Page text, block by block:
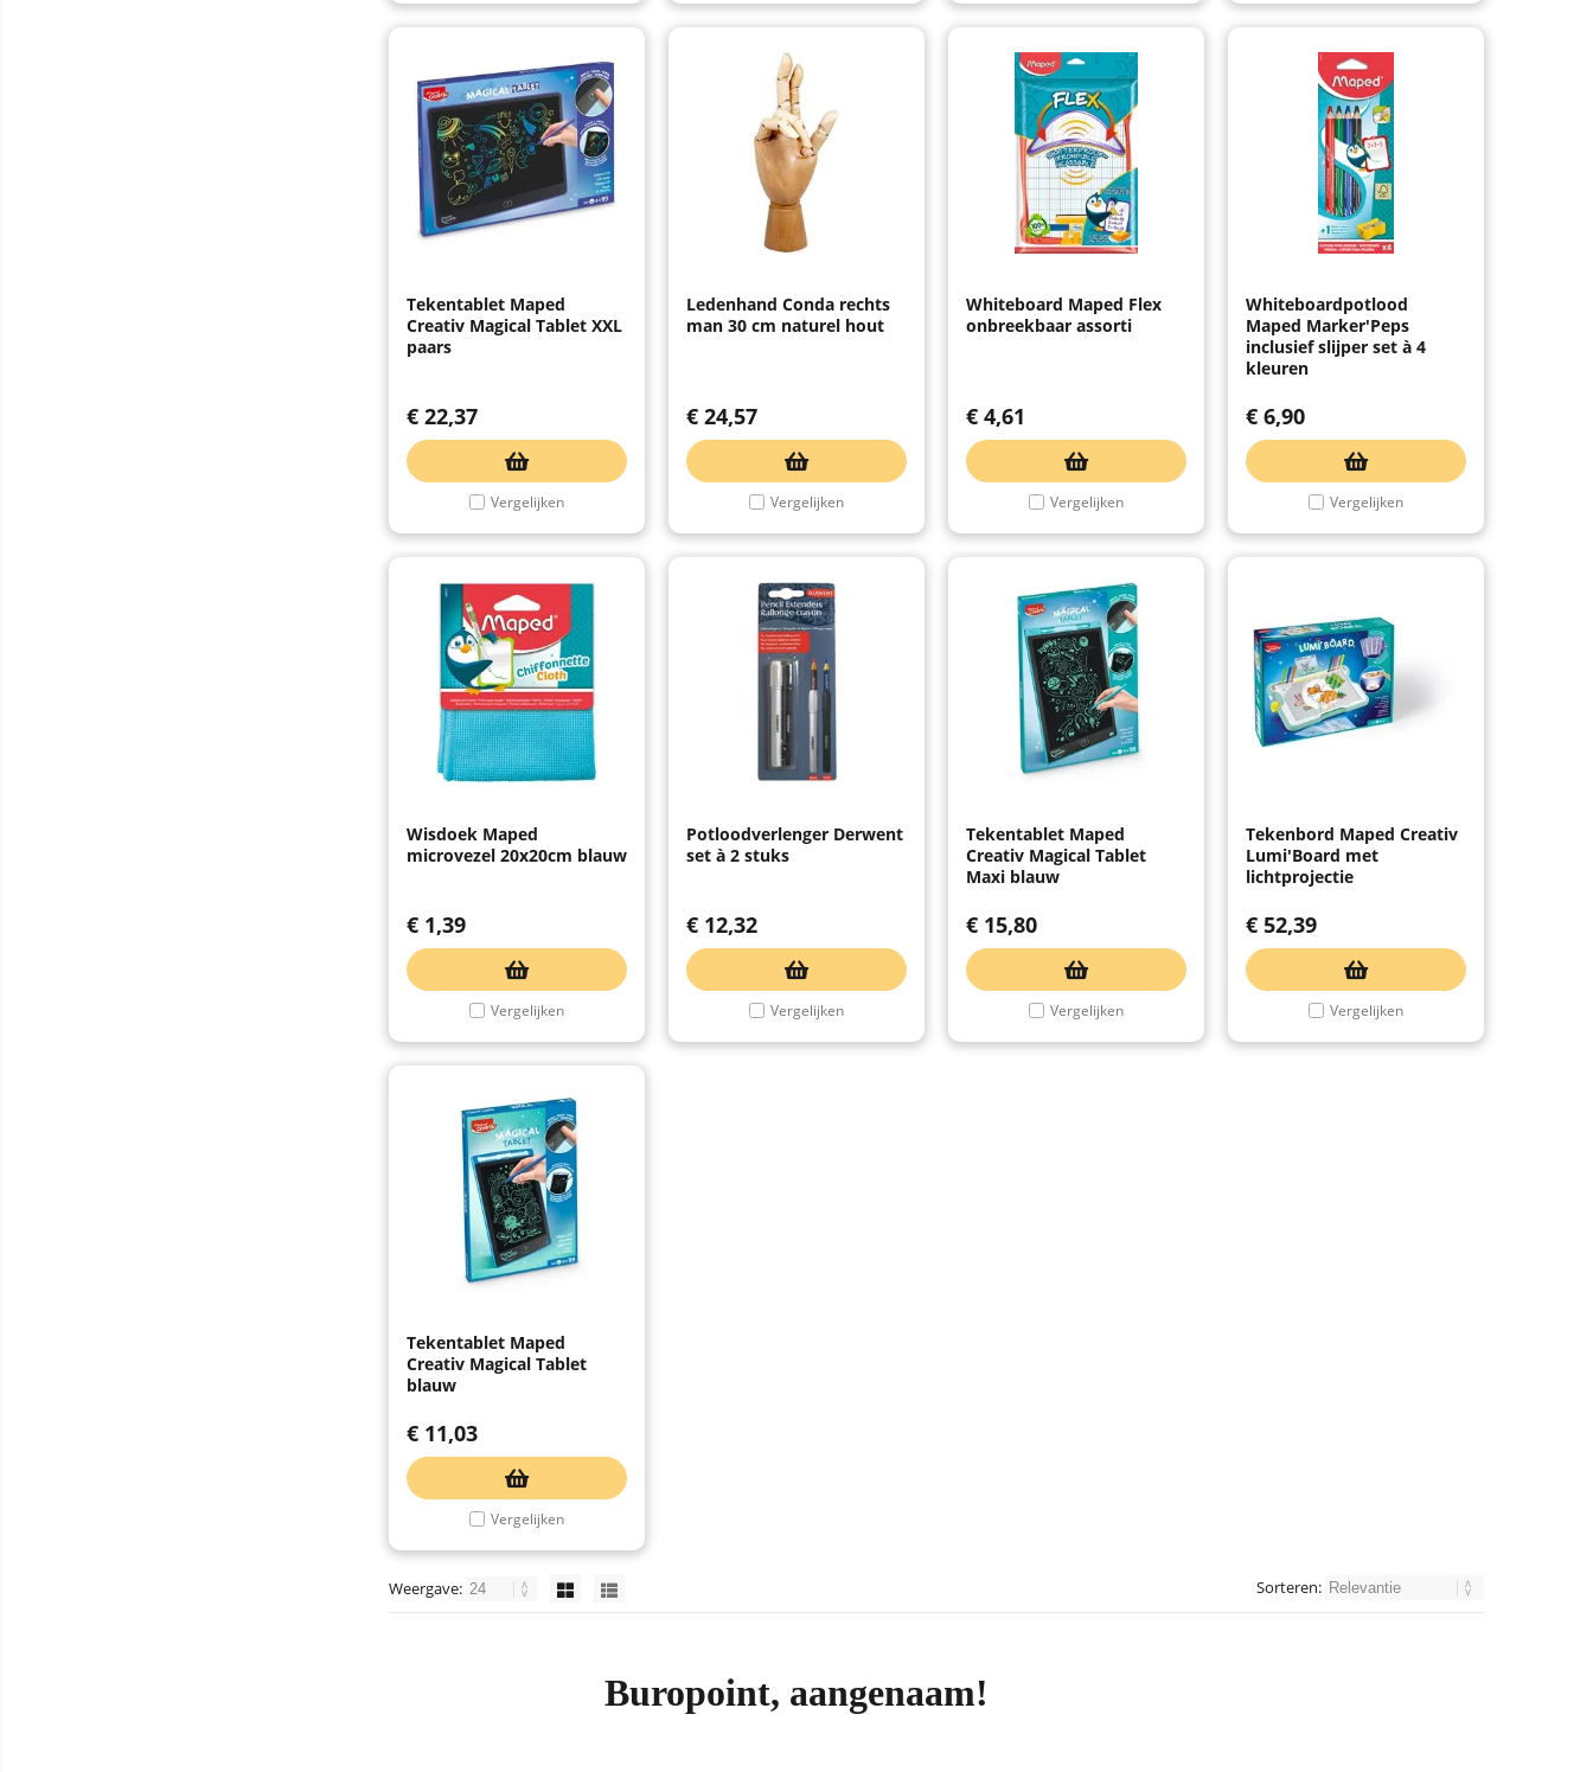
Tekentablet Maped
Creativ Magical Tablet XXL
paars
€ 22,37
Vergelijken
Ledenhand Conda rechts
man 30 cm naturel hout
€ 24,57
Vergelijken
Whiteboard Maped Flex
onbreekbaar assorti
€ 4,61
Vergelijken
Whiteboardpotlood
Maped Marker'Peps
inclusief slijper set à 4
kleuren
€ 6,90
Vergelijken
Wisdoek Maped
microvezel 20x20cm blauw
€ 1,39
Vergelijken
Potloodverlenger Derwent
set à 2 stuks
€ 12,32
Vergelijken
Tekentablet Maped
Creativ Magical Tablet
Maxi blauw
€ 15,80
Vergelijken
Tekenbord Maped Creativ
Lumi'Board met
lichtprojectie
€ 52,39
Vergelijken
Tekentablet Maped
Creativ Magical Tablet
blauw
€ 11,03
Vergelijken
Weergave: Sorteren:
Buropoint, aangenaam!